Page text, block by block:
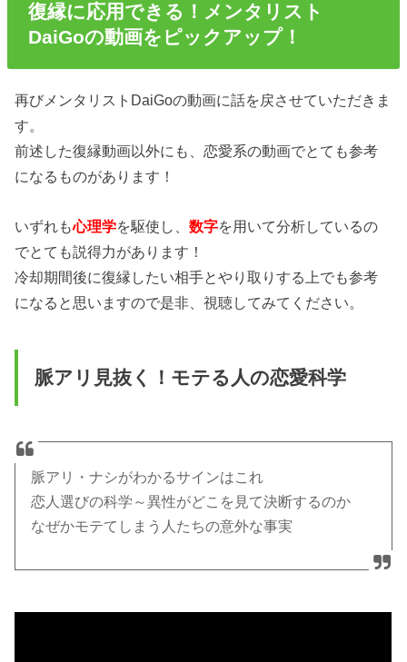
復縁に応用できる！メンタリスト
DaiGoの動画をピックアップ！
再びメンタリストDaiGoの動画に話を戻させていただきま
す。
前述した復縁動画以外にも、恋愛系の動画でとても参考
になるものがあります！
いずれも心理学を駆使し、数字を用いて分析しているの
でとても説得力があります！
冷却期間後に復縁したい相手とやり取りする上でも参考
になると思いますので是非、視聴してみてください。
脈アリ見抜く！モテる人の恋愛科学
脈アリ・ナシがわかるサインはこれ
恋人選びの科学～異性がどこを見て決断するのか
なぜかモテてしまう人たちの意外な事実